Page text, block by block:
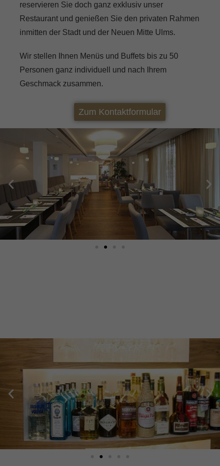
reservieren Sie doch ganz exklusiv unser
Restaurant und genießen Sie den privaten Rahmen
inmitten der Stadt und der Neuen Mitte Ulms.
Wir stellen Ihnen Menüs und Buffets bis zu 50
Personen ganz individuell und nach Ihrem
Geschmack zusammen.
Zum Kontaktformular